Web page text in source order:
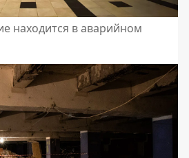
находится в аварийном